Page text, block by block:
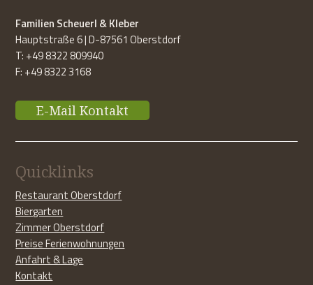
Familien Scheuerl & Kleber
Hauptstraße 6 | D-87561 Oberstdorf
T: +49 8322 809940
F: +49 8322 3168
E-Mail Kontakt
Quicklinks
Restaurant Oberstdorf
Biergarten
Zimmer Oberstdorf
Preise Ferienwohnungen
Anfahrt & Lage
Kontakt